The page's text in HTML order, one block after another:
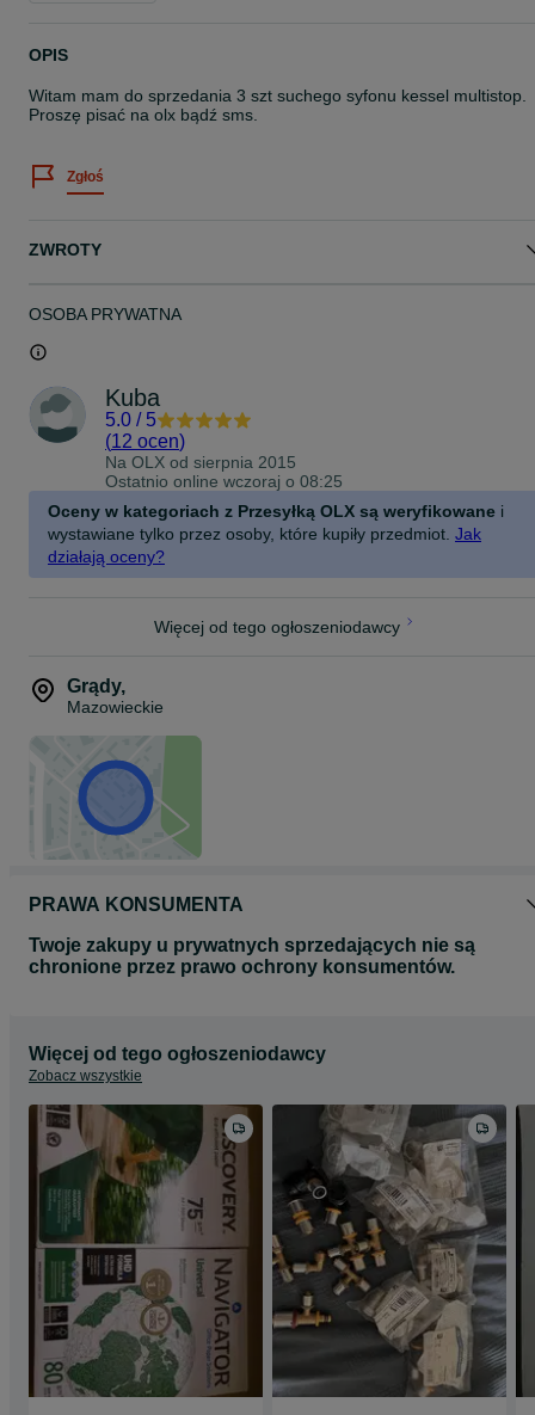
OPIS
Witam mam do sprzedania 3 szt suchego syfonu kessel multistop.
Proszę pisać na olx bądź sms.
Zgłoś
ZWROTY
OSOBA PRYWATNA
Kuba
5.0 / 5
(12 ocen)
Na OLX od sierpnia 2015
Ostatnio online wczoraj o 08:25
Oceny w kategoriach z Przesyłką OLX są weryfikowane i
wystawiane tylko przez osoby, które kupiły przedmiot. Jak
działają oceny?
Więcej od tego ogłoszeniodawcy
Grądy,
Mazowieckie
PRAWA KONSUMENTA
Twoje zakupy u prywatnych sprzedających nie są
chronione przez prawo ochrony konsumentów.
Więcej od tego ogłoszeniodawcy
Zobacz wszystkie